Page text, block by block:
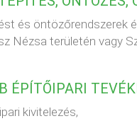
és öntözőrendszerek
Nézsa területén vagy
ÉPÍTŐIPARI
kivitelezés,